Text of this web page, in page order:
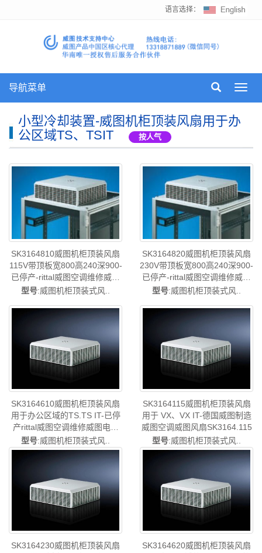
语言选择：
导航菜单
小型冷却装置-威图机柜顶装风扇用于办
公区域TS、TSIT
按人气
SK3164810威图机柜顶装风扇
115V带顶板宽800高240深900-
已停产-rittal威图空调维修威图
机柜威图电柜威图风扇威图
SK3164.810
型号:威图机柜顶装式风..
SK3164820威图机柜顶装风扇
230V带顶板宽800高240深900-
已停产-rittal威图空调维修威图
机柜威图电柜威图风扇威图
SK3164.820
型号:威图机柜顶装式风..
SK3164610威图机柜顶装风扇
用于办公区域的TS.TS IT-已停
产rittal威图空调维修威图电柜
威图母线威图风扇威图PDU威
图售后SK3164.610
型号:威图机柜顶装式风..
SK3164115威图机柜顶装风扇
用于 VX、VX IT-德国威图制造
威图空调威图风扇SK3164.115
型号:威图机柜顶装式风..
SK3164230威图机柜顶装风扇
SK3164620威图机柜顶装风扇